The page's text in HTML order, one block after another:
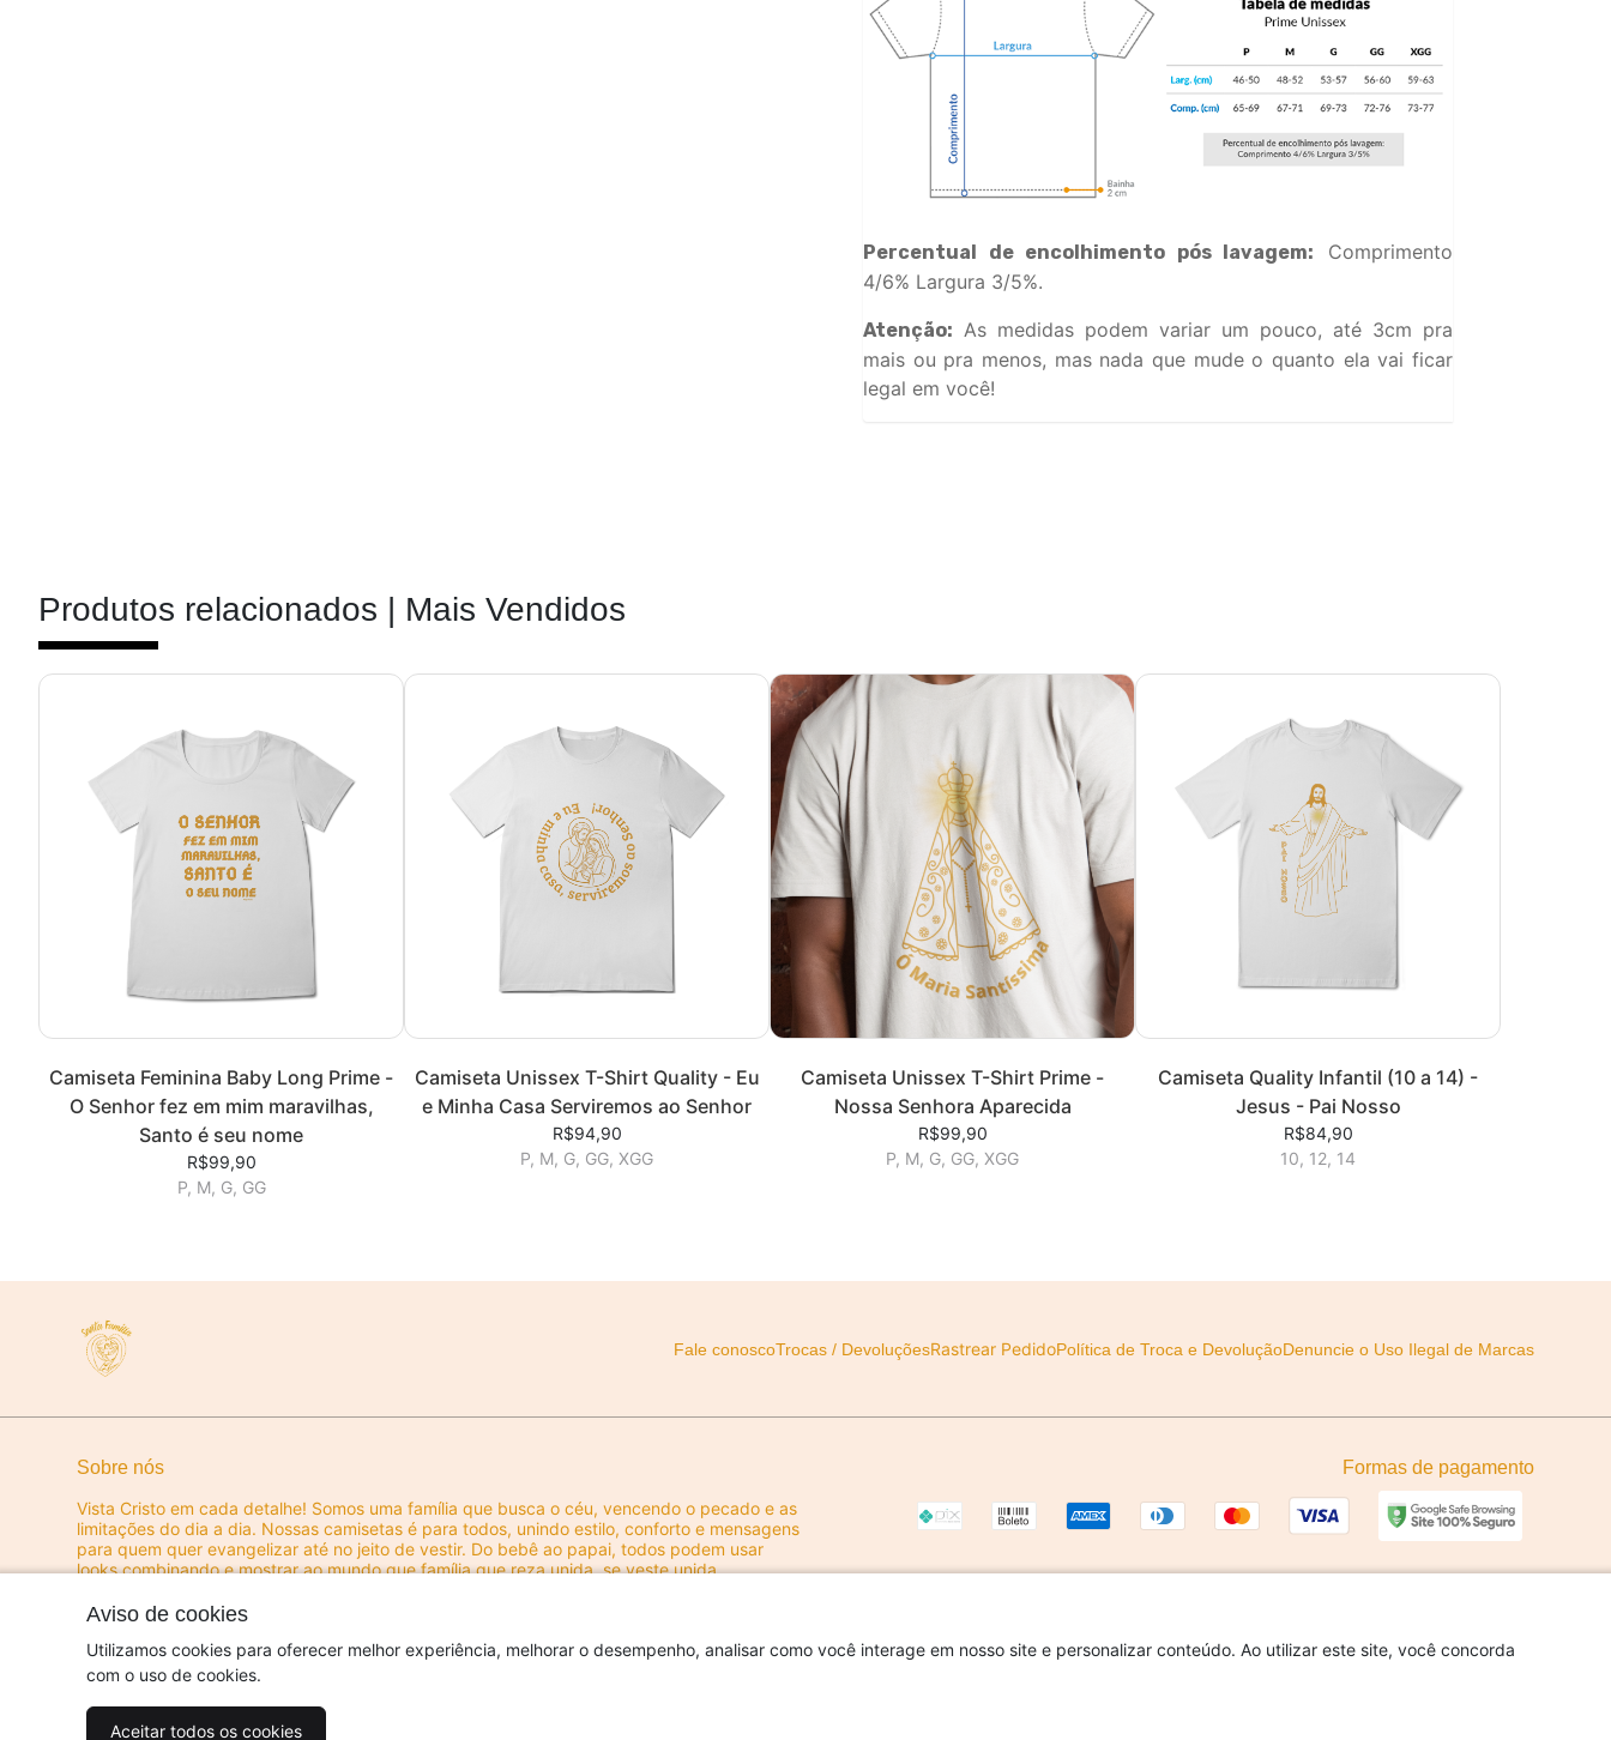
Percentual de encolhimento pós lavagem:
Comprimento
4/6% Largura 3/5%.
Atenção: As medidas podem variar um pouco, até 3cm pra
mais ou pra menos, mas nada que mude o quanto ela vai ficar
legal em você!
Produtos relacionados | Mais Vendidos
Camiseta Feminina Baby Long Prime -
O Senhor fez em mim maravilhas,
Santo é seu nome
R$99,90
P, M, G, GG
Camiseta Unissex T-Shirt Quality - Eu
e Minha Casa Serviremos ao Senhor
R$94,90
P, M, G, GG, XGG
Camiseta Unissex T-Shirt Prime -
Nossa Senhora Aparecida
R$99,90
P, M, G, GG, XGG
Camiseta Quality Infantil (10 a 14) -
Jesus - Pai Nosso
R$84,90
10, 12, 14
Aviso de cookies
Utilizamos cookies para oferecer melhor experiência, melhorar o desempenho, analisar como você interage em nosso site e personalizar conteúdo. Ao utilizar este site, você concorda
com o uso de cookies.
Aceitar todos os cookies
Fale conoscoTrocas / DevoluçõesRastrear PedidoPolítica de Troca e DevoluçãoDenuncie o Uso Ilegal de Marcas
Sobre nós
Vista Cristo em cada detalhe! Somos uma família que busca o céu, vencendo o pecado e as
limitações do dia a dia. Nossas camisetas é para todos, unindo estilo, conforto e mensagens
para quem quer evangelizar até no jeito de vestir. Do bebê ao papai, todos podem usar
looks combinando e mostrar ao mundo que família que reza unida, se veste unida.
Formas de pagamento
Acompanhe-nos: